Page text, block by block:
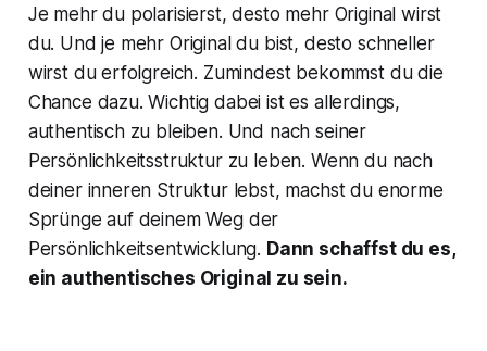
Je mehr du polarisierst, desto mehr Original wirst
du. Und je mehr Original du bist, desto schneller
wirst du erfolgreich. Zumindest bekommst du die
Chance dazu. Wichtig dabei ist es allerdings,
authentisch zu bleiben. Und nach seiner
Persönlichkeitsstruktur zu leben. Wenn du nach
deiner inneren Struktur lebst, machst du enorme
Sprünge auf deinem Weg der
Persönlichkeitsentwicklung. Dann schaffst du es,
ein authentisches Original zu sein.